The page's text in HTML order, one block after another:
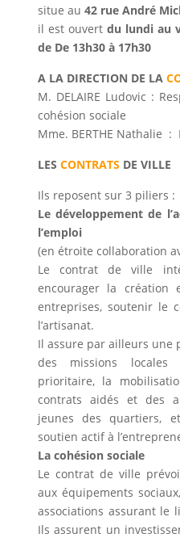
situe au 42 rue André
il est ouvert du lundi au
de De 13h30 à 17h30
A LA DIRECTION DE LA
M. DELAIRE Ludovic :
cohésion sociale
Mme. BERTHE Nathalie :
LES CONTRATS DE VILLE
Ils reposent sur 3 piliers :
Le développement de
l’emploi
(en étroite collaboration
Le contrat de ville
encourager la création
entreprises, soutenir le
l’artisanat.
Il assure par ailleurs une
des missions locales
prioritaire, la
contrats aidés et des
jeunes des quartiers,
soutien actif à
La cohésion sociale
Le contrat de ville
aux équipements
associations assurant le
Ils assurent un